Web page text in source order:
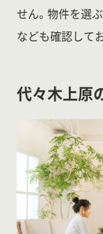
せん。物件を選
なども確認して
代々木上原